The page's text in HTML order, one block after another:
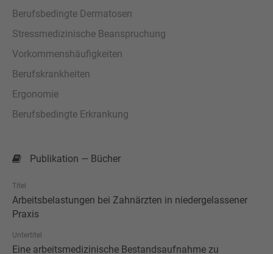
Berufsbedingte Dermatosen
Stressmedizinische Beanspruchung
Vorkommenshäufigkeiten
Berufskrankheiten
Ergonomie
Berufsbedingte Erkrankung
Publikation — Bücher
Titel
Arbeitsbelastungen bei Zahnärzten in niedergelassener
Praxis
Untertitel
Eine arbeitsmedizinische Bestandsaufnahme zu